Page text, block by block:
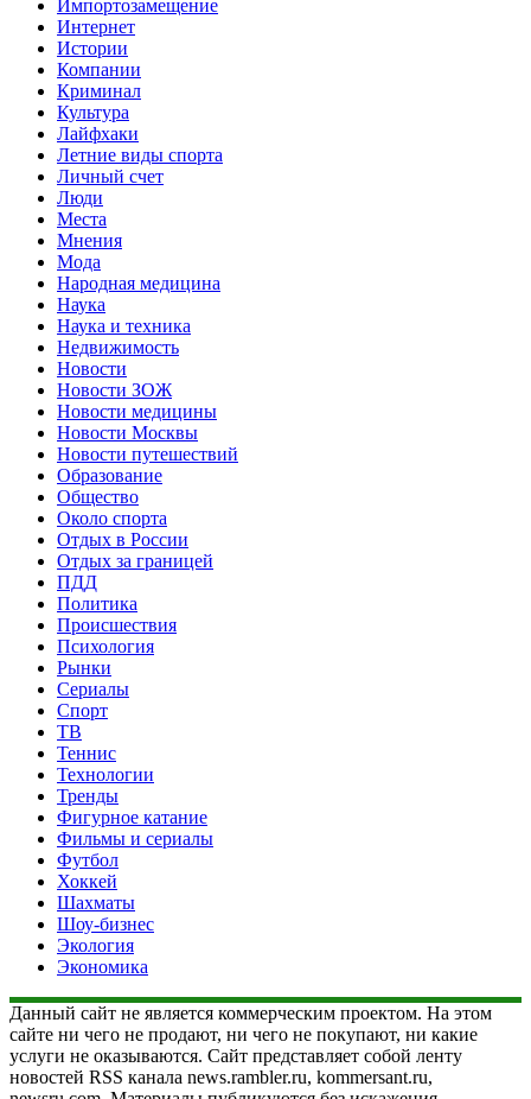
Импортозамещение
Интернет
Истории
Компании
Криминал
Культура
Лайфхаки
Летние виды спорта
Личный счет
Люди
Места
Мнения
Мода
Народная медицина
Наука
Наука и техника
Недвижимость
Новости
Новости ЗОЖ
Новости медицины
Новости Москвы
Новости путешествий
Образование
Общество
Около спорта
Отдых в России
Отдых за границей
ПДД
Политика
Происшествия
Психология
Рынки
Сериалы
Спорт
ТВ
Теннис
Технологии
Тренды
Фигурное катание
Фильмы и сериалы
Футбол
Хоккей
Шахматы
Шоу-бизнес
Экология
Экономика
Данный сайт не является коммерческим проектом. На этом
сайте ни чего не продают, ни чего не покупают, ни какие
услуги не оказываются. Сайт представляет собой ленту
новостей RSS канала news.rambler.ru, kommersant.ru,